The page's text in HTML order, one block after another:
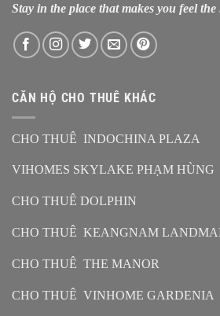
Stay in the place that makes you feel the
CĂN HỘ CHO THUÊ KHÁC
CHO THUÊ INDOCHINA PLAZA
VIHOMES SKYLAKE PHẠM HÙNG
CHO THUÊ DOLPHIN
CHO THUÊ KEANGNAM
CHO THUÊ THE MANOR
CHO THUÊ VINHOME GARDENIA